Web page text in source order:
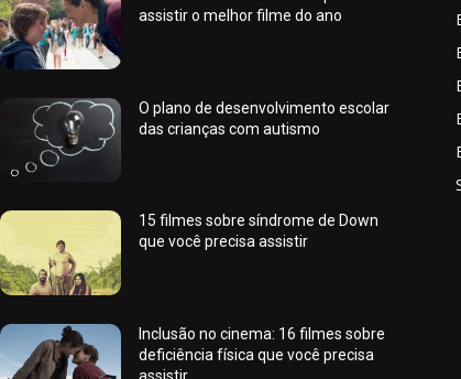
assistir o melhor filme do ano
O plano de desenvolvimento escolar
das crianças com autismo
15 filmes sobre síndrome de Down
que você precisa assistir
Inclusão no cinema: 16 filmes sobre
deficiência física que você precisa